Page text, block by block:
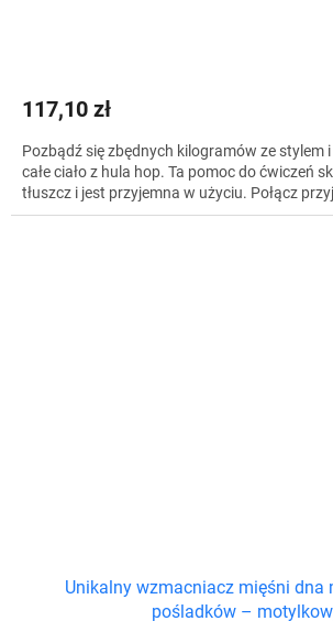
117,10 zł
Pozbądź się zbędnych kilogramów ze stylem
całe ciało z hula hop. Ta pomoc do ćwiczeń
tłuszcz i jest przyjemna w użyciu. Połącz
Unikalny wzmacniacz mięśni dna
pośladków –